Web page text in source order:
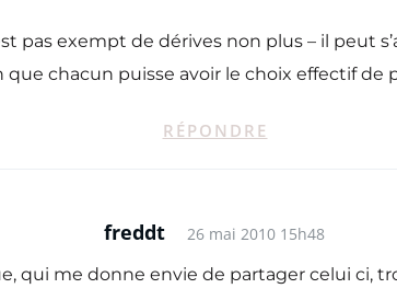
pas exempt de dérives non plus – il peut
que chacun puisse avoir le choix effectif de
RÉPONDRE
freddt
26 mai 2010 15h48
qui me donne envie de partager celui ci,